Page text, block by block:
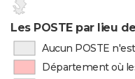
Les POSTE par lieu
Aucun POSTE
Département où